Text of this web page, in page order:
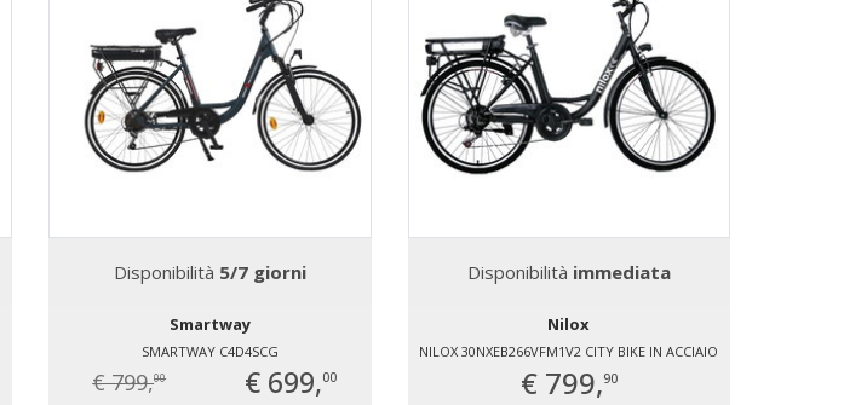
Disponibilità 5/7 giorni
Smartway
SMARTWAY C4D4SCG
€ 799,00 € 699,00
Disponibilità immediata
Nilox
NILOX 30NXEB266VFM1V2 CITY BIKE IN ACCIAIO
€ 799,90